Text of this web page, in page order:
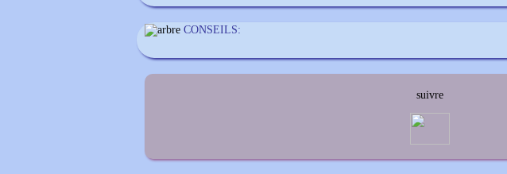
CONSEILS:
suivre